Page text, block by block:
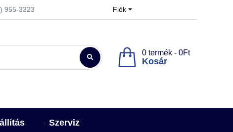
955-3323 Fiók
Kosár
0 termék - 0Ft
Szerviz